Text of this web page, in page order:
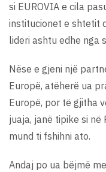
si EUROVIA e cila
institucionet e shtetit
lideri ashtu edhe nga
Nëse e gjeni një
Europë, atëherë ua
Europë, por të gjitha
juaja, janë tipike si në
mund ti fshihni ato.
Andaj po ua bëjmë